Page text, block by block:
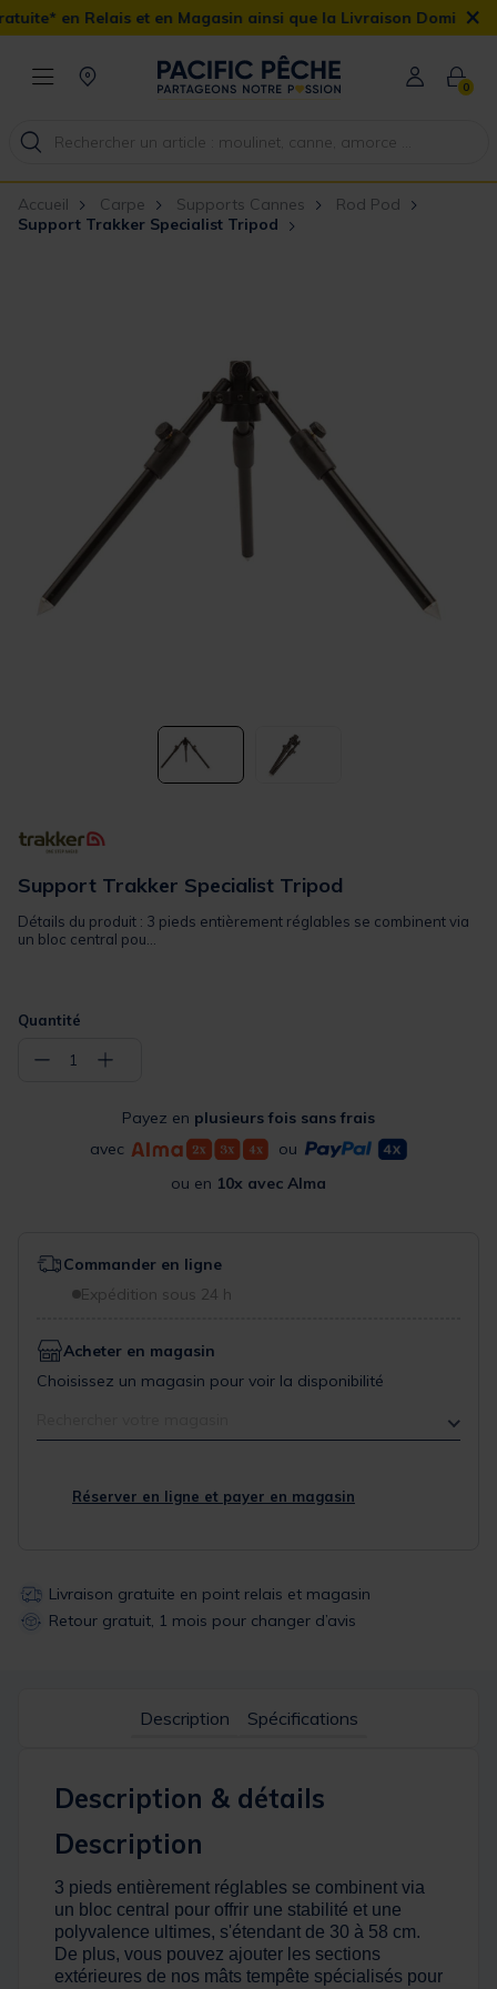
et en Magasin ainsi que la Livraison Domicile offerte dès 90€
×
0
Accueil Carpe Supports Cannes
Rod Pod
Support Trakker Specialist Tripod
Support Trakker Specialist Tripod
Détails du produit : 3 pieds entièrement réglables se combinent via
un bloc central pou...
Quantité
− 1 +
Payez en plusieurs fois sans frais
avec
ou
ou en 10x avec Alma
Commander en ligne
Expédition sous 24 h
Acheter en magasin
Choisissez un magasin pour voir la disponibilité
Réserver en ligne et payer en magasin
Livraison gratuite en point relais et magasin
Retour gratuit, 1 mois pour changer d’avis
Description Spécifications
Description & détails
Description
3 pieds entièrement réglables se combinent via
un bloc central pour offrir une stabilité et une
polyvalence ultimes, s'étendant de 30 à 58 cm.
De plus, vous pouvez ajouter les sections
extérieures de nos mâts tempête spécialisés pour